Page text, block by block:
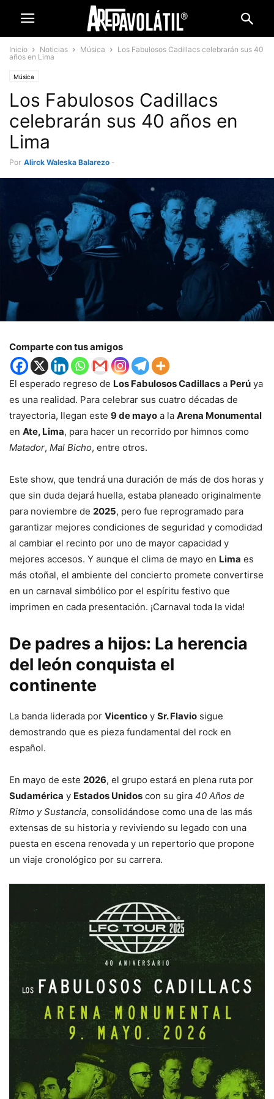
Inicio Noticias Música
Los Fabulosos Cadillacs celebrarán sus 40
años en Lima
Música
Los Fabulosos Cadillacs
celebrarán sus 40 años en
Lima
Por Alirck Waleska Balarezo -
Comparte con tus amigos
El esperado regreso de Los Fabulosos Cadillacs a Perú ya
es una realidad. Para celebrar sus cuatro décadas de
trayectoria, llegan este 9 de mayo a la Arena Monumental
en Ate, Lima, para hacer un recorrido por himnos como
Matador, Mal Bicho, entre otros.
Este show, que tendrá una duración de más de dos horas y
que sin duda dejará huella, estaba planeado originalmente
para noviembre de 2025, pero fue reprogramado para
garantizar mejores condiciones de seguridad y comodidad
al cambiar el recinto por uno de mayor capacidad y
mejores accesos. Y aunque el clima de mayo en Lima es
más otoñal, el ambiente del concierto promete convertirse
en un carnaval simbólico por el espíritu festivo que
imprimen en cada presentación. ¡Carnaval toda la vida!
De padres a hijos: La herencia
del león conquista el
continente
La banda liderada por Vicentico y Sr. Flavio sigue
demostrando que es pieza fundamental del rock en
español.
En mayo de este 2026, el grupo estará en plena ruta por
Sudamérica y Estados Unidos con su gira 40 Años de
Ritmo y Sustancia, consolidándose como una de las más
extensas de su historia y reviviendo su legado con una
puesta en escena renovada y un repertorio que propone
un viaje cronológico por su carrera.